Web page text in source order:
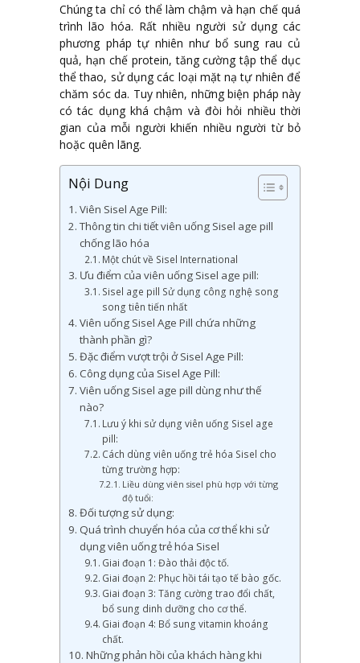
Chúng ta chỉ có thể làm chậm và hạn chế quá
trình lão hóa. Rất nhiều người sử dụng các
phương pháp tự nhiên như bổ sung rau củ
quả, hạn chế protein, tăng cường tập thể dục
thể thao, sử dụng các loại mặt nạ tự nhiên để
chăm sóc da. Tuy nhiên, những biện pháp này
có tác dụng khá chậm và đòi hỏi nhiều thời
gian của mỗi người khiến nhiều người từ bỏ
hoặc quên lãng.
Nội Dung
Viên Sisel Age Pill:
Thông tin chi tiết viên uống Sisel age pill
chống lão hóa
Một chút về Sisel International
Ưu điểm của viên uống Sisel age pill:
Sisel age pill Sử dụng công nghệ song
song tiên tiến nhất
Viên uống Sisel Age Pill chứa những
thành phần gì?
Đặc điểm vượt trội ở Sisel Age Pill:
Công dụng của Sisel Age Pill:
Viên uống Sisel age pill dùng như thế
nào?
Lưu ý khi sử dụng viên uống Sisel age
pill:
Cách dùng viên uống trẻ hóa Sisel cho
từng trường hợp:
Liều dùng viên sisel phù hợp với từng
độ tuổi:
Đối tượng sử dụng:
Quá trình chuyển hóa của cơ thể khi sử
dụng viên uống trẻ hóa Sisel
Giai đoạn 1: Đào thải độc tố.
Giai đoạn 2: Phục hồi tái tạo tế bào gốc.
Giai đoạn 3: Tăng cường trao đổi chất,
bổ sung dinh dưỡng cho cơ thể.
Giai đoạn 4: Bổ sung vitamin khoáng
chất.
Những phản hồi của khách hàng khi